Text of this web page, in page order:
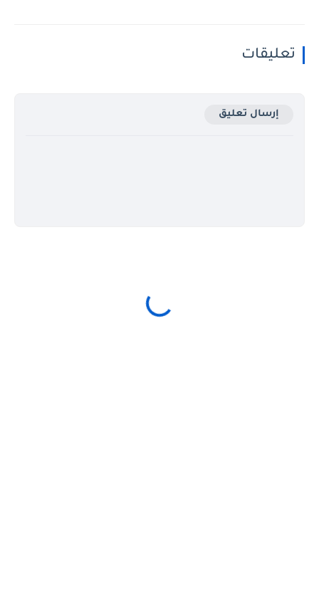
تعليقات
إرسال تعليق